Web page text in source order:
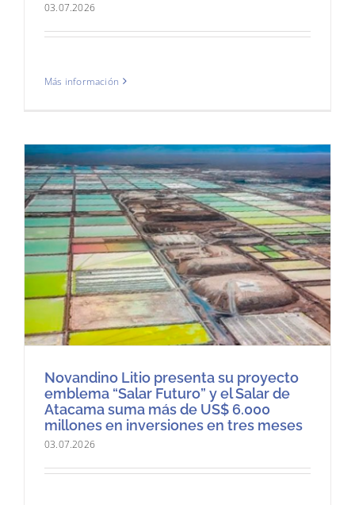
03.07.2026
Más información
Novandino Litio presenta su proyecto
emblema “Salar Futuro” y el Salar de
Atacama suma más de US$ 6.000
millones en inversiones en tres meses
03.07.2026